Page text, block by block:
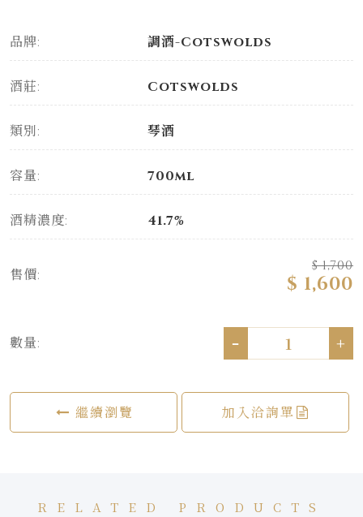
品牌: 調酒-Cotswolds
酒莊: Cotswolds
類別: 琴酒
容量: 700ml
酒精濃度: 41.7%
售價:
$ 1,700
$ 1,600
數量: - +
繼續瀏覽 加入洽詢單
RELATED PRODUCTS